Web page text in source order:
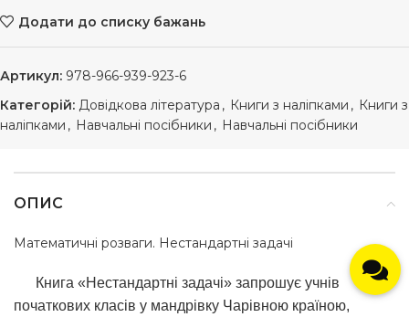
Додати до списку бажань
Артикул: 978-966-939-923-6
Категорій: Довідкова література , Книги з наліпками , Книги з
наліпками , Навчальні посібники , Навчальні посібники
ОПИС
Математичні розваги. Нестандартні задачі
Книга «Нестандартні задачі» запрошує учнів
початкових класів у мандрівку Чарівною країною,